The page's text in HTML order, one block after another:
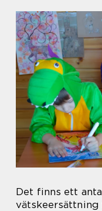
Det finns ett